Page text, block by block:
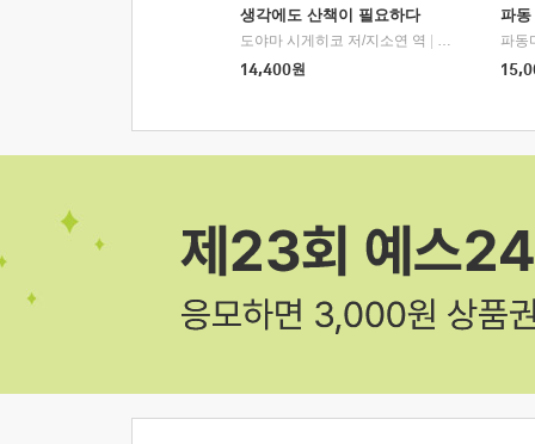
생각에도 산책이 필요하다
도야마 시게히코 저/지소연 역
알에이치코리
14,400원
파동
파동